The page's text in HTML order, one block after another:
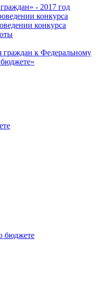
- 2017 год
конкурса
конкурса
к Федеральному
бюджете